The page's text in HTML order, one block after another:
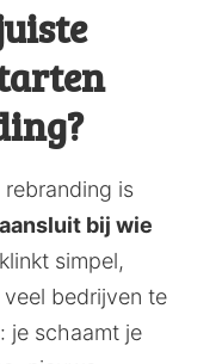
is
bij wie
simpel,
bedrijven te
je schaamt je